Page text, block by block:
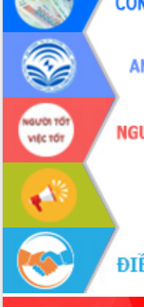
món ăn từ sầu riêng
Đắk Lắk công bố Quy hoạch và xúc
tiến đầu tư tỉnh
Ngành cá ngừ Đắk Lắk chủ động thích
ứng để giữ vững thị trường xuất khẩu
Diễn đàn Kinh tế tư nhân Việt Nam đột
phá cơ chế - Hợp tác công tư
Đề án 06 tạo bước ngoặt đột phá trong
cải cách hành chính tỉnh Đắk Lắk
Kết nối tour, đẩy mạnh chuyển đổi số
để phát triển du lịch Đắk Lắk
Khởi động Dự án Đầu tư xây dựng hạ
tầng kỹ thuật Cụm công nghiệp Tân
Tiến
Gặp mặt các cơ quan báo chí nhân Kỷ
niệm 101 năm Ngày Báo chí Cách
mạng Việt Nam
Đắk Lắk sơ kết 4 năm triển khai thực
hiện Đề án 06 của Chính phủ
Họp báo thông tin về Hội nghị Công bố